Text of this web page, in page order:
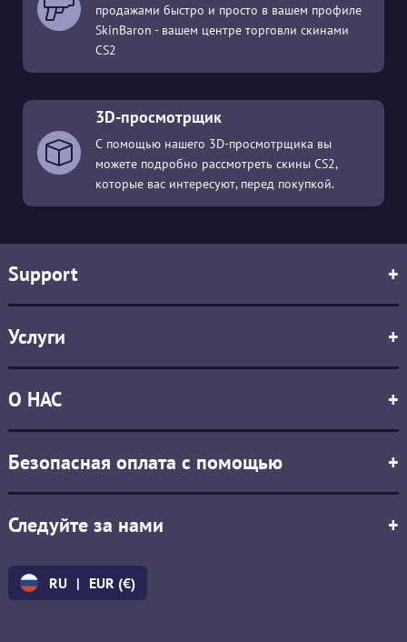
продажами быстро и просто в вашем профиле
SkinBaron - вашем центре торговли скинами
CS2
3D-просмотрщик
С помощью нашего 3D-просмотрщика вы
можете подробно рассмотреть скины CS2,
которые вас интересуют, перед покупкой.
Support +
Услуги +
О НАС +
Безопасная оплата с помощью +
Следуйте за нами +
RU | EUR (€)